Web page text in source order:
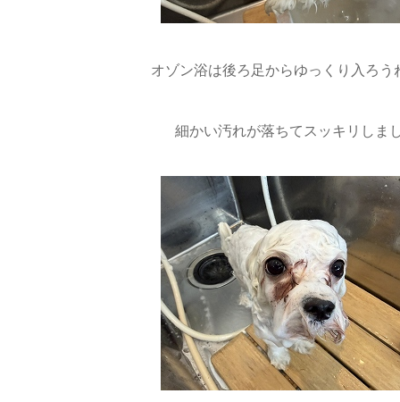
オゾン浴は後ろ足からゆっくり入ろ
細かい汚れが落ちてスッキリしま